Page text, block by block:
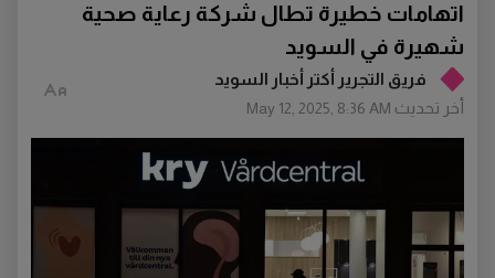
فريق التجرير أكتر أخبار السويد
أخر تحديث May 12, 2025, 8:36 AM
اتهامات خطيرة تطال شركة رعاية صحية
شهيرة في السويد